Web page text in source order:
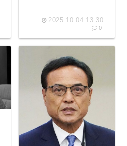
2025.10.04 13:30
0